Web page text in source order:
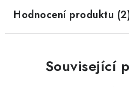
Hodnocení produktu
Související